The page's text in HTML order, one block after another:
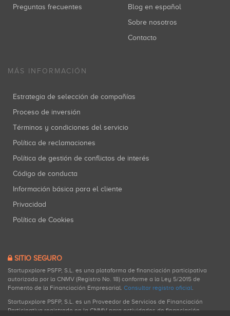
Preguntas frecuentes
Blog en español
Sobre nosotros
Contacto
MÁS INFORMACIÓN
Estrategia de selección de compañías
Proceso de inversión
Términos y condiciones del servicio
Política de reclamaciones
Política de gestión de conflictos de interés
Código de conducta
Información básica para el cliente
Privacidad
Política de Cookies
SITIO SEGURO
Startupxplore PSFP, S.L. es una plataforma de financiación participativa
autorizada por la CNMV (Registro No. 18) conforme a la Ley 5/2015 de
Fomento de la Financiación Empresarial. Consultar registro oficial.
Startupxplore PSFP, S.L. es un Proveedor de Servicios de Financiación
Participativa registrado en la CNMV para actividades de financiación